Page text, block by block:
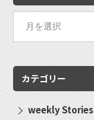
カテゴリー
weekly Stories